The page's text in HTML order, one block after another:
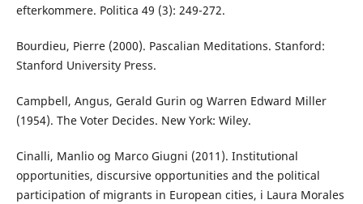
efterkommere. Politica 49 (3): 249-272.
Bourdieu, Pierre (2000). Pascalian Meditations. Stanford:
Stanford University Press.
Campbell, Angus, Gerald Gurin og Warren Edward Miller
(1954). The Voter Decides. New York: Wiley.
Cinalli, Manlio og Marco Giugni (2011). Institutional
opportunities, discursive opportunities and the political
participation of migrants in European cities, i Laura Morales